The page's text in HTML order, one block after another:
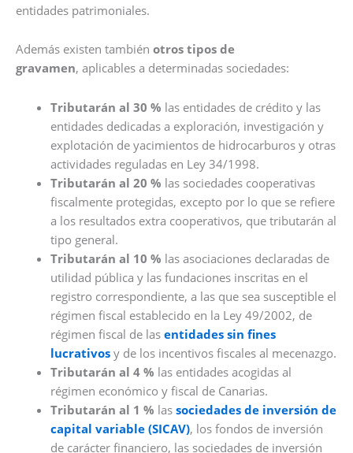
entidades patrimoniales.
Además existen también otros tipos de
gravamen, aplicables a determinadas sociedades:
Tributarán al 30 % las entidades de crédito y las
entidades dedicadas a exploración, investigación y
explotación de yacimientos de hidrocarburos y otras
actividades reguladas en Ley 34/1998.
Tributarán al 20 % las sociedades cooperativas
fiscalmente protegidas, excepto por lo que se refiere
a los resultados extra cooperativos, que tributarán al
tipo general.
Tributarán al 10 % las asociaciones declaradas de
utilidad pública y las fundaciones inscritas en el
registro correspondiente, a las que sea susceptible el
régimen fiscal establecido en la Ley 49/2002, de
régimen fiscal de las entidades sin fines
lucrativosy de los incentivos fiscales al mecenazgo.
Tributarán al 4 % las entidades acogidas al
régimen económico y fiscal de Canarias.
Tributarán al 1 % las sociedades de inversión de
capital variable (SICAV), los fondos de inversión
de carácter financiero, las sociedades de inversión